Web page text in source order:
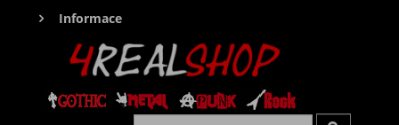
Informace